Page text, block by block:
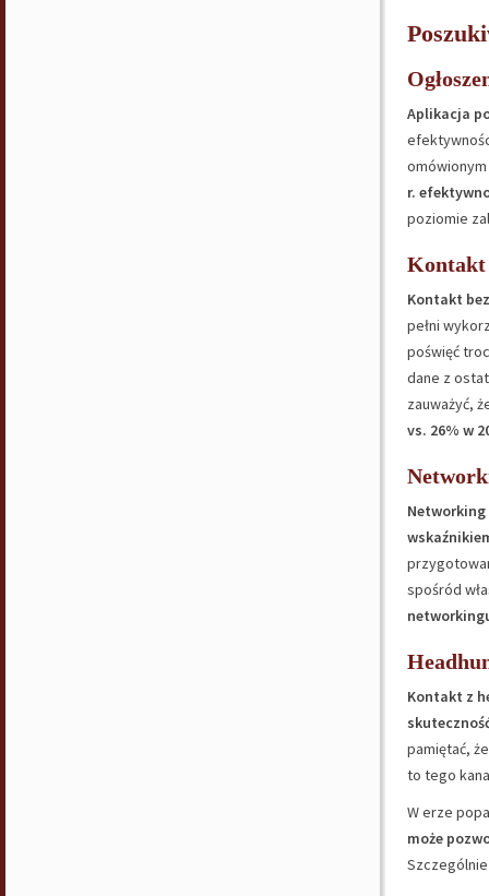
Aplikacja
r.
poziomie
Kontakt
Kontakt
pełni
poświęć
dane z
zauważyć,
vs. 26% w
spośród
Kontakt z
pamiętać,
to tego
W erze
może